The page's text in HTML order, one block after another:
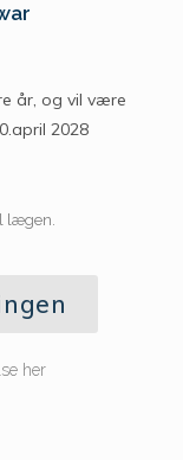
år, og vil være
2028
lægen.
her